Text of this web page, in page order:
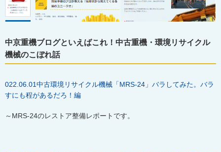
中京重機ブログといえばこれ！中古重機・環境リサイクル
機械のこぼれ話
022.06.01中古環境リサイクル機械「MRS-24 」バラしてみた。バラ
すにも程があるだろ！編
～ MRS-24のレストア整備レポートです。